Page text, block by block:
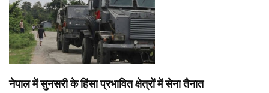
नेपाल में सुनसरी के हिंसा प्रभावित क्षेत्रों में सेना तैनात